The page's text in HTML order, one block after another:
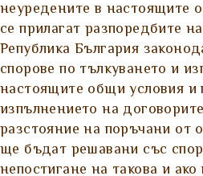
неуредените в настоящите
се прилагат разпоредбите
Република България
спорове по тълкуването и
настоящите общи условия и
изпълнението на
разстояние на поръчани от
ще бъдат решавани със
непостигане на такова и